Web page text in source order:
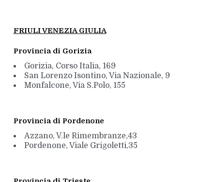
FRIULI VENEZIA GIULIA
Provincia di Gorizia
Gorizia, Corso Italia, 169
San Lorenzo Isontino, Via Nazionale, 9
Monfalcone, Via S.Polo, 155
Provincia di Pordenone
Azzano, V.le Rimembranze,43
Pordenone, Viale Grigoletti,35